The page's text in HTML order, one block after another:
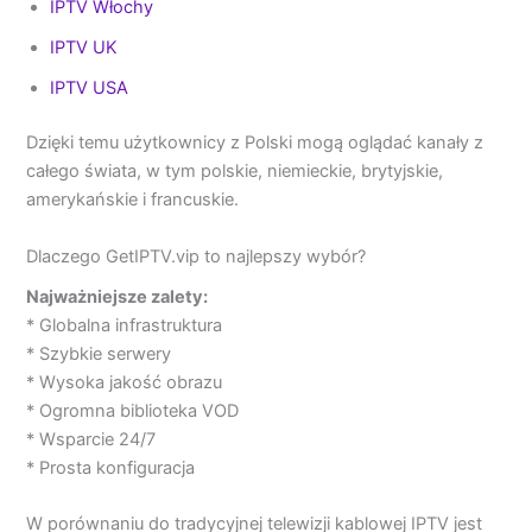
IPTV Włochy
IPTV UK
IPTV USA
Dzięki temu użytkownicy z Polski mogą oglądać kanały z
całego świata, w tym polskie, niemieckie, brytyjskie,
amerykańskie i francuskie.
Dlaczego GetIPTV.vip to najlepszy wybór?
Najważniejsze zalety:
* Globalna infrastruktura
* Szybkie serwery
* Wysoka jakość obrazu
* Ogromna biblioteka VOD
* Wsparcie 24/7
* Prosta konfiguracja
W porównaniu do tradycyjnej telewizji kablowej IPTV jest